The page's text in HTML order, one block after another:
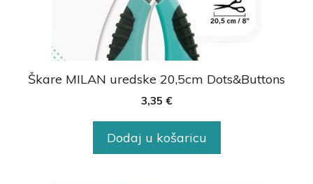
Škare MILAN uredske 20,5cm Dots&Buttons
3,35 €
Dodaj u košaricu